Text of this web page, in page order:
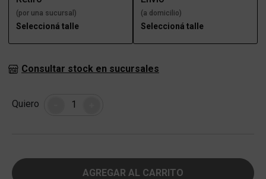
(por una sucursal)
Seleccioná talle
(a domicilio)
Seleccioná talle
Consultar stock en sucursales
Quiero Cantidad
AGREGAR AL CARRITO